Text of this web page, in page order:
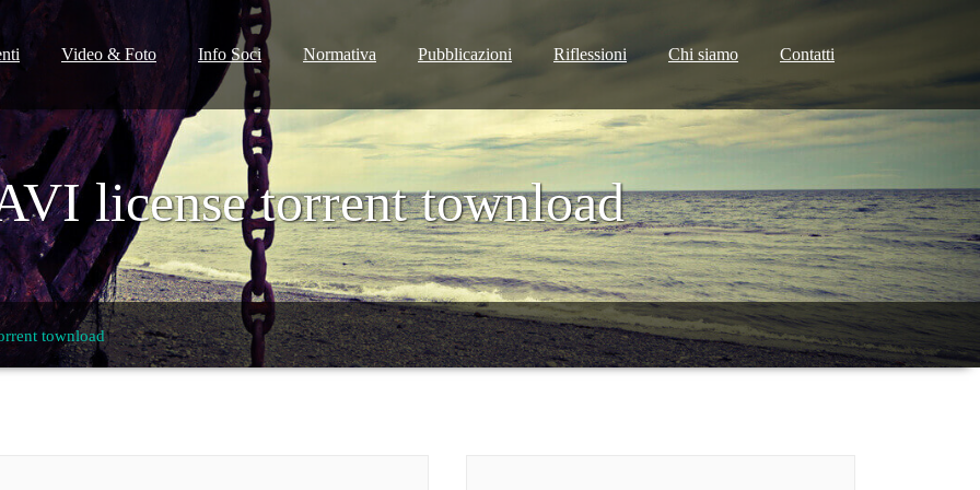
Video & Foto Info Soci Normativa Pubblicazioni Riflessioni Chi siamo Contatti
license torrent townload
townload